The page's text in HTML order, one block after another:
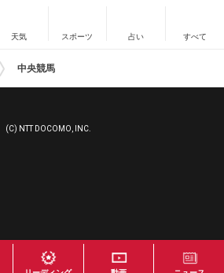
天気 スポーツ 占い すべて
中央競馬
(C) NTT DOCOMO, INC.